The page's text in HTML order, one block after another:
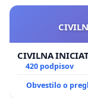
CIVILNA
420 podpisov
Obvestilo o